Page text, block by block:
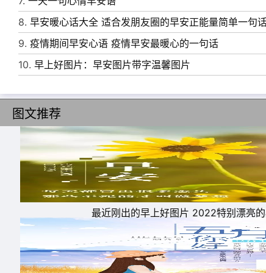
21、感谢时光，不偏不倚，躲过了风口浪尖
22、其实全世界最幸福的童话，不过是与你
23、三生有幸遇见你，人生只有两次幸运就
24、总想把世界上最好的都给你，却发现世
25、我一点都不遗憾没有在最好的时光遇见
26、我喜欢紧紧抱住你的那一刻，感觉就像得
27、在遇见你以前，我没想过要结婚，遇见
8. 早安暖心话大全 适合发朋友圈的早安正能量简单一句
9. 疫情期间早安心语 疫情早安最暖心的一句话
10. 早上好图片：早安图片带字温馨图片
图文推荐
最近刚出的早上好图片 2022特别漂亮